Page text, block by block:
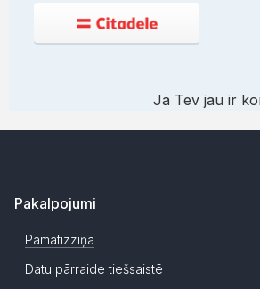
Ja Tev jau ir
Pakalpojumi
Pamatizziņa
Datu pārraide tiešsaistē